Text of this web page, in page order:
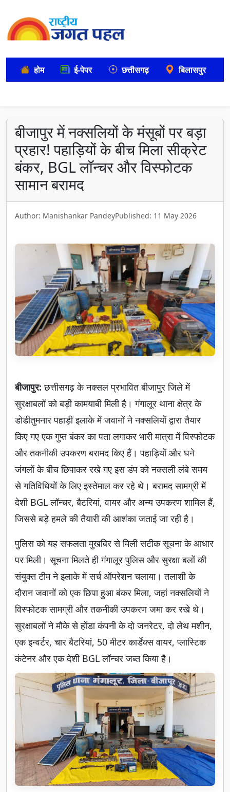
होम ई-पेपर छत्तीसगढ़ बिलासपुर
बीजापुर में नक्सलियों के मंसूबों पर बड़ा
प्रहार! पहाड़ियों के बीच मिला सीक्रेट
बंकर, BGL लॉन्चर और विस्फोटक
सामान बरामद
Author: Manishankar PandeyPublished: 11 May 2026
बीजापुर:छत्तीसगढ़ के नक्सल प्रभावित बीजापुर जिले में
सुरक्षाबलों को बड़ी कामयाबी मिली है। गंगालूर थाना क्षेत्र के
डोडीतुमनार पहाड़ी इलाके में जवानों ने नक्सलियों द्वारा तैयार
किए गए एक गुप्त बंकर का पता लगाकर भारी मात्रा में विस्फोटक
और तकनीकी उपकरण बरामद किए हैं। पहाड़ियों और घने
जंगलों के बीच छिपाकर रखे गए इस डंप को नक्सली लंबे समय
से गतिविधियों के लिए इस्तेमाल कर रहे थे। बरामद सामग्री में
देशी BGL लॉन्चर, बैटरियां, वायर और अन्य उपकरण शामिल हैं,
जिससे बड़े हमले की तैयारी की आशंका जताई जा रही है।
पुलिस को यह सफलता मुखबिर से मिली सटीक सूचना के आधार
पर मिली। सूचना मिलते ही गंगालूर पुलिस और सुरक्षा बलों की
संयुक्त टीम ने इलाके में सर्च ऑपरेशन चलाया। तलाशी के
दौरान जवानों को एक छिपा हुआ बंकर मिला, जहां नक्सलियों ने
विस्फोटक सामग्री और तकनीकी उपकरण जमा कर रखे थे।
सुरक्षाबलों ने मौके से होंडा कंपनी के दो जनरेटर, दो लेथ मशीन,
एक इन्वर्टर, चार बैटरियां, 50 मीटर कार्डेक्स वायर, प्लास्टिक
कंटेनर और एक देशी BGL लॉन्चर जब्त किया है।